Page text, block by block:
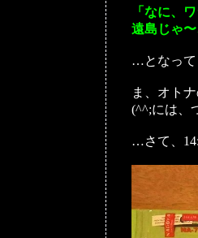
「なに、
遠島じゃ〜
…となって
ま、オト
(^^;には、
…さて、